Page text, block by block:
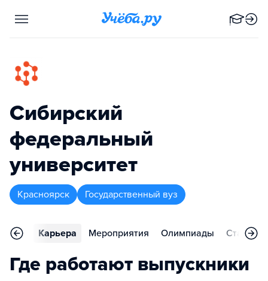
Сибирский
федеральный
университет
Красноярск Государственный вуз
Карьера Мероприятия Олимпиады Статьи
Где работают выпускники